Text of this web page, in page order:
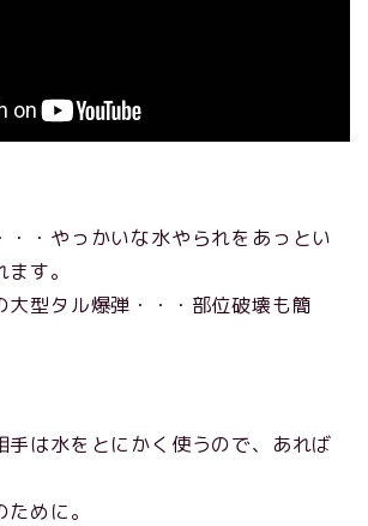
・・やっかいな水やられをあっとい
す。
大型タル爆弾・・・部位破壊も簡
手は水をとにかく使うので、あれば
めに。